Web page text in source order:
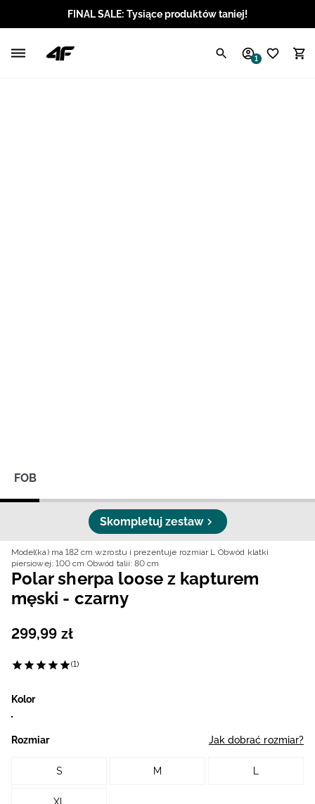
FINAL SALE: Tysiące produktów taniej!
1
FOB
Skompletuj zestaw
Model(ka) ma 182 cm wzrostu i prezentuje rozmiar L Obwód klatki
piersiowej: 100 cm Obwód talii: 80 cm
Polar sherpa loose z kapturem
męski - czarny
299,99 zł
(1)
Kolor
Rozmiar Jak dobrać rozmiar?
S M L